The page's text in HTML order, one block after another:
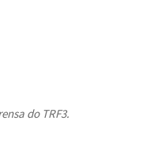
do TRF3.